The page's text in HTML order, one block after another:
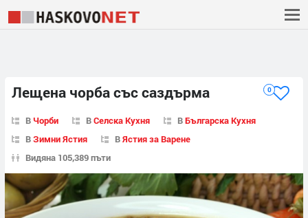
Лещена чорба със саздърма 0
ВЧорби ВСелска Кухня ВБългарска Кухня
ВЗимни Ястия ВЯстия за Варене
Видяна 105,389 пъти